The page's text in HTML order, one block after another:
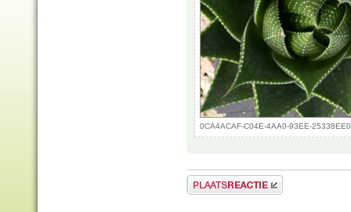
0CA4ACAF-C04E-4AA0-93EE-
Plaats een reactie